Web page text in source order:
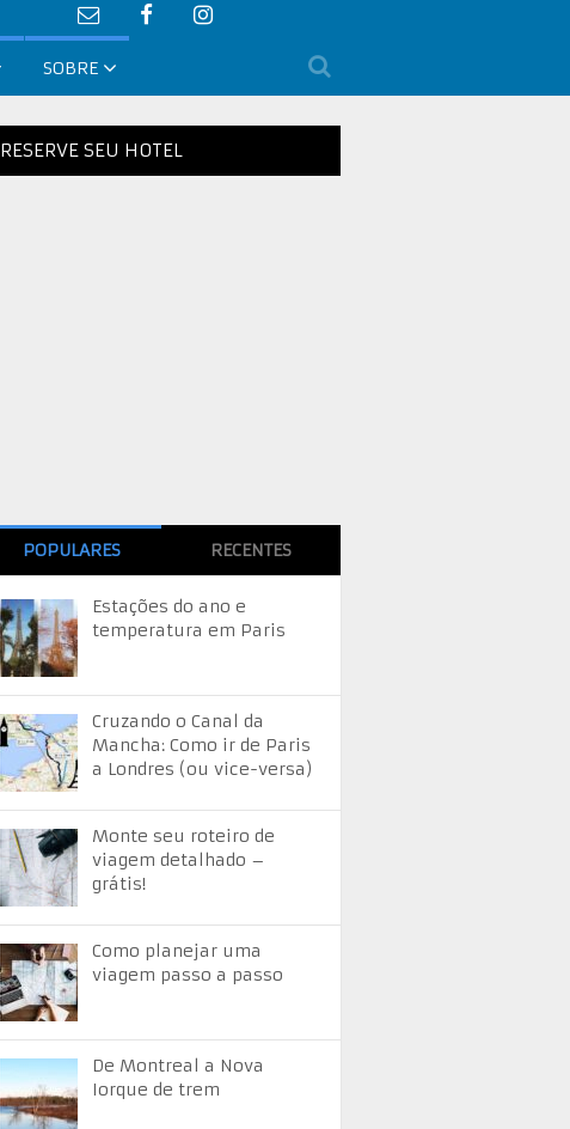
SOBRE
RESERVE SEU HOTEL
POPULARES RECENTES
Estações do ano e
temperatura em Paris
Cruzando o Canal da
Mancha: Como ir de Paris
a Londres (ou vice-versa)
Monte seu roteiro de
viagem detalhado –
grátis!
Como planejar uma
viagem passo a passo
De Montreal a Nova
Iorque de trem